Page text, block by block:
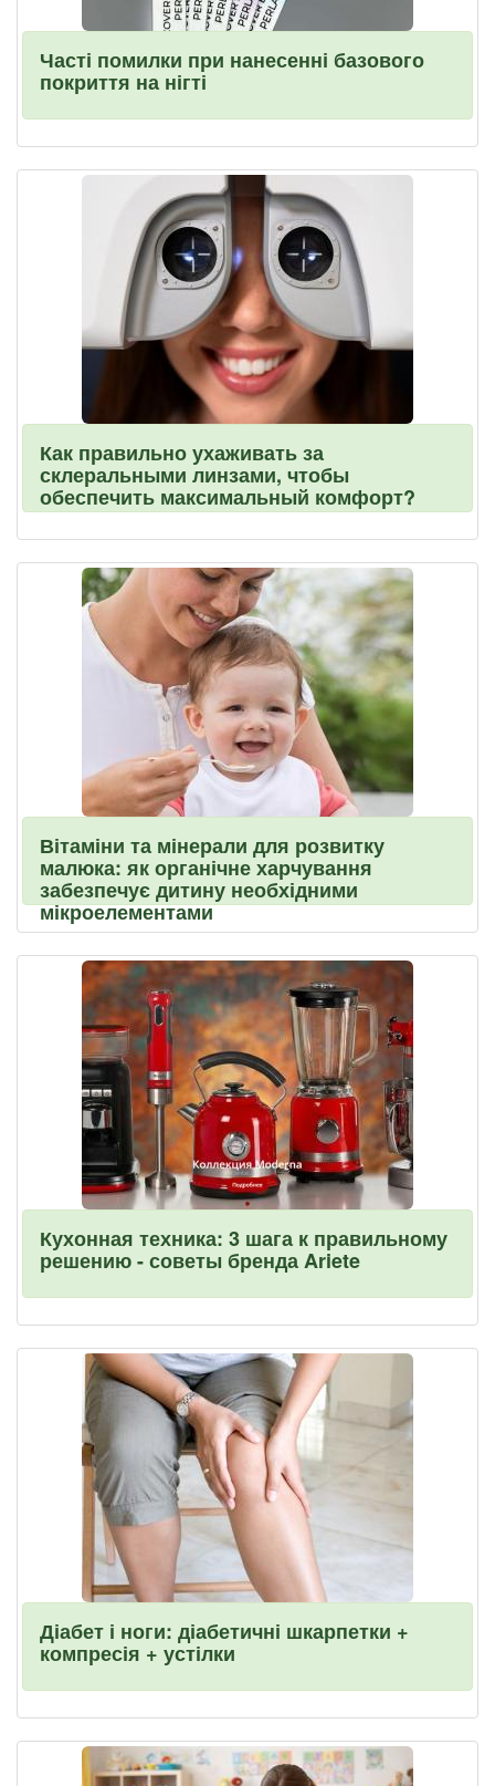
Часті помилки при нанесенні базового
покриття на нігті
Как правильно ухаживать за
склеральными линзами, чтобы
обеспечить максимальный комфорт?
Вітаміни та мінерали для розвитку
малюка: як органічне харчування
забезпечує дитину необхідними
мікроелементами
Кухонная техника: 3 шага к правильному
решению - советы бренда Ariete
Діабет і ноги: діабетичні шкарпетки +
компресія + устілки